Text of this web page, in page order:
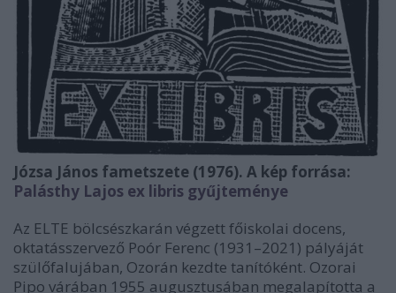
Józsa János fametszete (1976). A kép forrása:
Palásthy Lajos ex libris gyűjteménye
Az ELTE bölcsészkarán végzett főiskolai docens,
oktatásszervező Poór Ferenc (1931–2021) pályáját
szülőfalujában, Ozorán kezdte tanítóként. Ozorai
Pipo várában 1955 augusztusában megalapította a